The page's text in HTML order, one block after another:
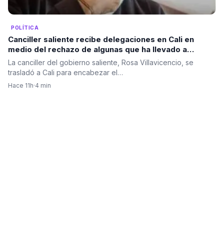
POLÍTICA
Canciller saliente recibe delegaciones en Cali en
medio del rechazo de algunas que ha llevado a
cambios en el protocolo diplomático
La canciller del gobierno saliente, Rosa Villavicencio, se
trasladó a Cali para encabezar el…
Hace 11h·4 min